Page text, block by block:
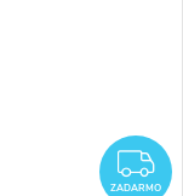
ZADARMO